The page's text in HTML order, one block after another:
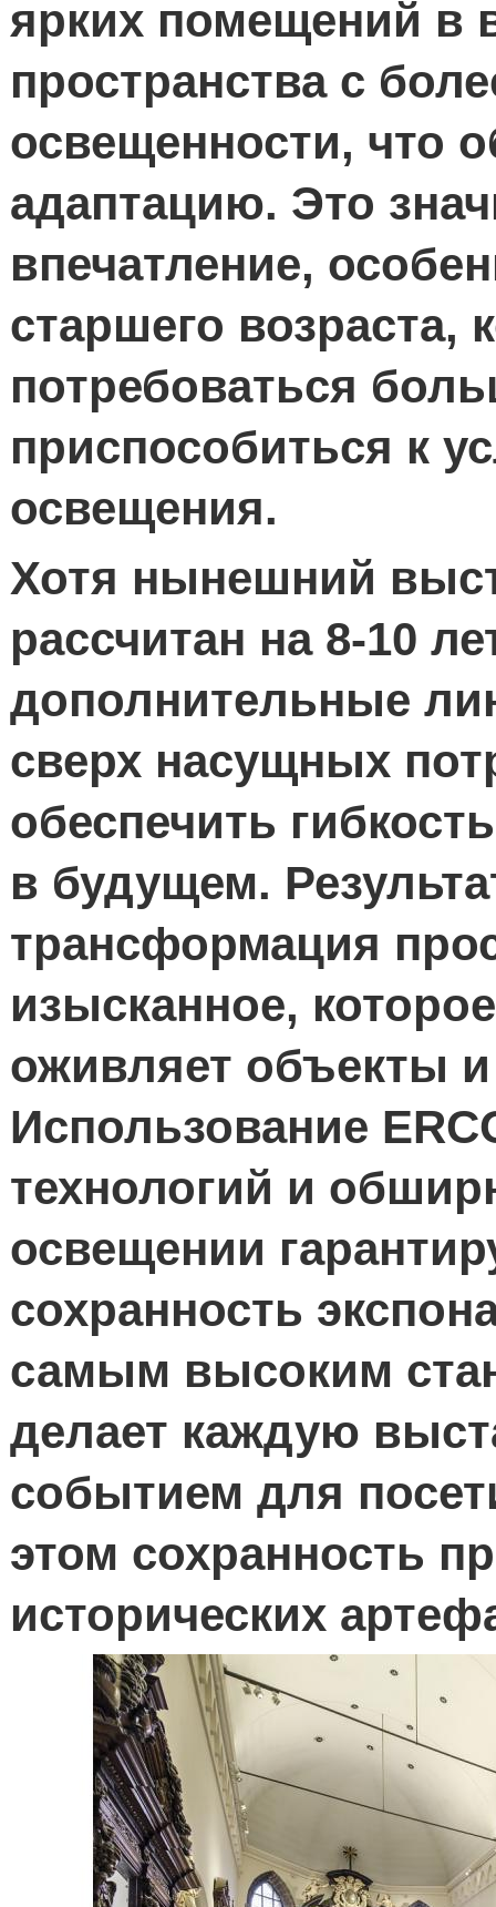
ярких помещений в
пространства с
освещенности, что
адаптацию. Это
впечатление,
старшего возраста,
потребоваться
приспособиться к
освещения.
Хотя нынешний
рассчитан на 8-10
дополнительные
сверх насущных
обеспечить
в будущем.
трансформация
изысканное,
оживляет объекты
Использование
технологий и
освещении
сохранность
самым высоким
делает каждую
событием для
этом сохранность
исторических